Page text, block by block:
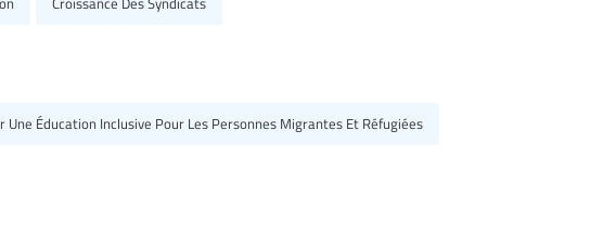
Éducation Inclusive Pour Les Personnes Migrantes Et Réfugiées